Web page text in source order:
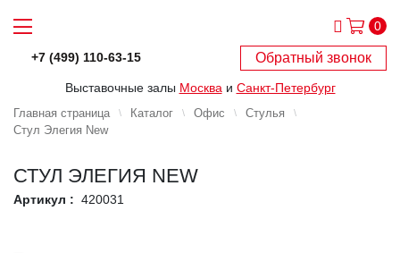
0
+7 (499) 110-63-15 Обратный звонок
Выставочные залы Москва и Санкт-Петербург
Главная страница Каталог Офис
Стулья
Стул Элегия New
СТУЛ ЭЛЕГИЯ NEW
Артикул : 420031